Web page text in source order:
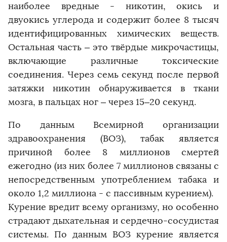
наиболее вредные - никотин, окись и
двуокись углерода и содержит более 8 тысяч
идентифицированных химических веществ.
Остальная часть – это твёрдые микрочастицы,
включающие различные токсические
соединения. Через семь секунд после первой
затяжки никотин обнаруживается в ткани
мозга, в пальцах ног – через 15–20 секунд.
По данным Всемирной организации
здравоохранения (ВОЗ), табак является
причиной более 8 миллионов смертей
ежегодно (из них более 7 миллионов связаны с
непосредственным употреблением табака и
около 1,2 миллиона - с пассивным курением).
Курение вредит всему организму, но особенно
страдают дыхательная и сердечно-сосудистая
системы. По данным ВОЗ курение является